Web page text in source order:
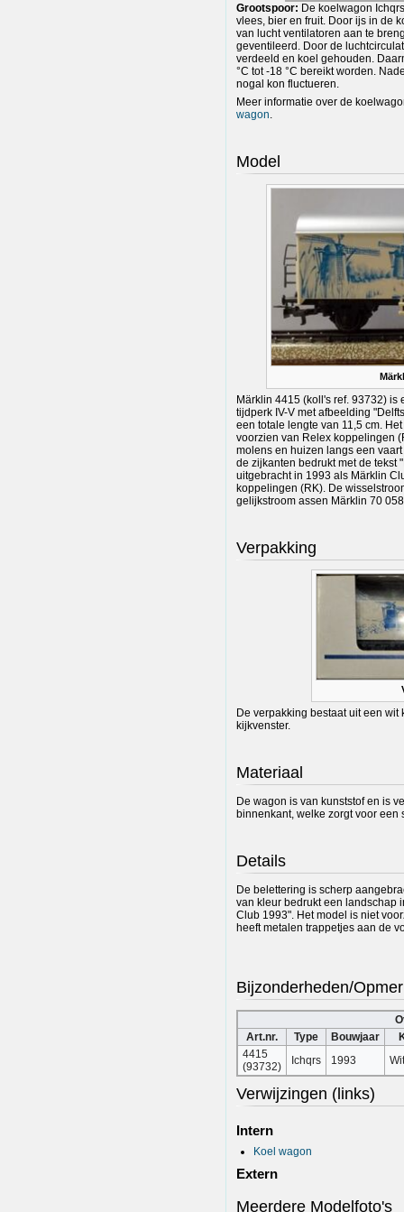
Grootspoor: De koelwagon
vlees, bier en fruit. Door ijs in de
van lucht ventilatoren aan te
geventileerd. Door de
verdeeld en koel gehouden.
°C tot -18 °C bereikt worden.
nogal kon fluctueren.
Meer informatie over de
wagon.
Model
Märklin 4415 (koll's ref. 93732) is
tijdperk IV-V met afbeelding
een totale lengte van 11,5 cm.
voorzien van Relex koppelingen
molens en huizen langs een
de zijkanten bedrukt met de tekst
uitgebracht in 1993 als Märklin
koppelingen (RK). De
gelijkstroom assen Märklin 70
Verpakking
De verpakking bestaat uit een
kijkvenster.
Materiaal
De wagon is van kunststof en is
binnenkant, welke zorgt voor
Details
De belettering is scherp
van kleur bedrukt een landschap
Club 1993". Het model is niet
heeft metalen trappetjes aan de
Bijzonderheden/
Art.nr.
Type Bouwjaar
4415
(93732)
Ichqrs 1993
Verwijzingen (links)
Intern
Koel wagon
Extern
Meerdere Modelfoto's